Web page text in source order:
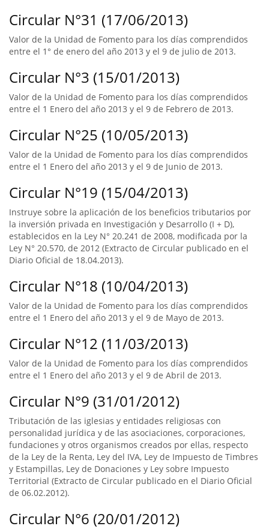
Circular N°31 (17/06/2013)
Valor de la Unidad de Fomento para los días comprendidos
entre el 1° de enero del año 2013 y el 9 de julio de 2013.
Circular N°3 (15/01/2013)
Valor de la Unidad de Fomento para los días comprendidos
entre el 1 Enero del año 2013 y el 9 de Febrero de 2013.
Circular N°25 (10/05/2013)
Valor de la Unidad de Fomento para los días comprendidos
entre el 1 Enero del año 2013 y el 9 de Junio de 2013.
Circular N°19 (15/04/2013)
Instruye sobre la aplicación de los beneficios tributarios por
la inversión privada en Investigación y Desarrollo (I + D),
establecidos en la Ley N° 20.241 de 2008, modificada por la
Ley N° 20.570, de 2012 (Extracto de Circular publicado en el
Diario Oficial de 18.04.2013).
Circular N°18 (10/04/2013)
Valor de la Unidad de Fomento para los días comprendidos
entre el 1 Enero del año 2013 y el 9 de Mayo de 2013.
Circular N°12 (11/03/2013)
Valor de la Unidad de Fomento para los días comprendidos
entre el 1 Enero del año 2013 y el 9 de Abril de 2013.
Circular N°9 (31/01/2012)
Tributación de las iglesias y entidades religiosas con
personalidad jurídica y de las asociaciones, corporaciones,
fundaciones y otros organismos creados por ellas, respecto
de la Ley de la Renta, Ley del IVA, Ley de Impuesto de Timbres
y Estampillas, Ley de Donaciones y Ley sobre Impuesto
Territorial (Extracto de Circular publicado en el Diario Oficial
de 06.02.2012).
Circular N°6 (20/01/2012)